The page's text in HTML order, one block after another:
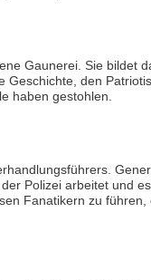
Gaunerei. Sie bildet
den
haben gestohlen.
Polizei arbeitet und
Fanatikern zu